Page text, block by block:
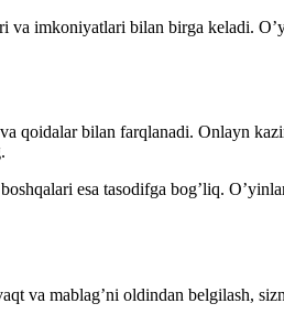
va imkoniyatlari bilan birga keladi.
qoidalar bilan farqlanadi. Onlayn
esa tasodifga bog’liq.
va mablag’ni oldindan belgilash,